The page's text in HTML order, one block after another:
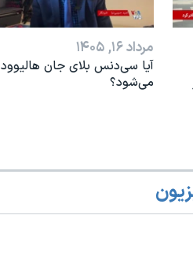
مرداد ۱۶, ۱۴۰۵
آیا سی‌دنس بلای جان هالیوود
می‌شود؟